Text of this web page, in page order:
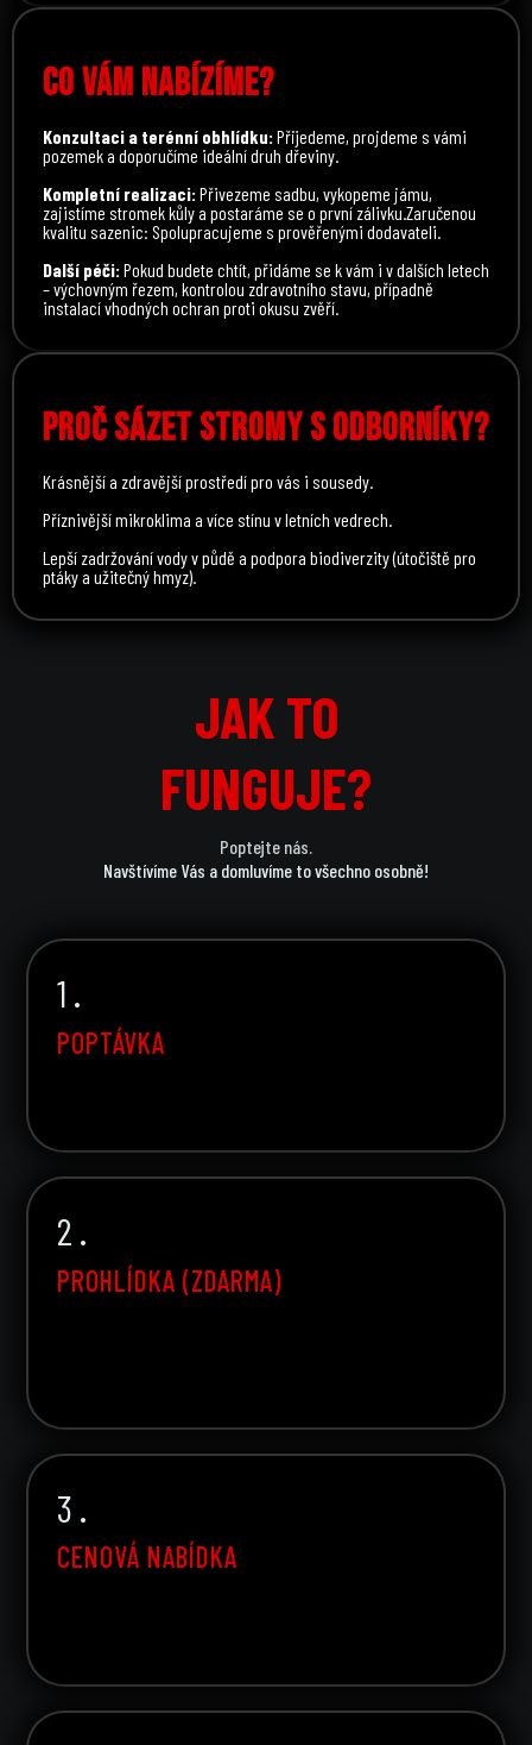
CO VÁM NABÍZÍME?
Konzultaci a terénní obhlídku:Přijedeme, projdeme s vámi
pozemek a doporučíme ideální druh dřeviny.
Kompletní realizaci:Přivezeme sadbu, vykopeme jámu,
zajistíme stromek kůly a postaráme se o první zálivku.Zaručenou
kvalitu sazenic: Spolupracujeme s prověřenými dodavateli.
Další péči:Pokud budete chtít, přidáme se k vám i v dalších letech
– výchovným řezem, kontrolou zdravotního stavu, případně
instalací vhodných ochran proti okusu zvěří.
PROČ SÁZET STROMY S ODBORNÍKY?
Krásnější a zdravější prostředí pro vás i sousedy.
Příznivější mikroklima a více stínu v letních vedrech.
Lepší zadržování vody v půdě a podpora biodiverzity (útočiště pro
ptáky a užitečný hmyz).
JAK TO
JAK TO
FUNGUJE?
FUNGUJE?
Poptejte nás.
Navštívíme Vás a domluvíme to všechno osobně!
1 .
POPTÁVKA
2 .
PROHLÍDKA (ZDARMA)
3 .
CENOVÁ NABÍDKA